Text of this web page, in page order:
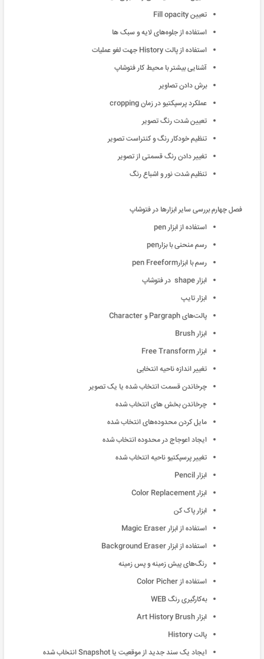
تعیین Fill opacity
استفاده از جلوه‌های لایه و سبک ها
استفاده از پالت History جهت لغو عمليات
آشنایی بیشتر با محیط کار فتوشاپ
برش دادن تصاویر
عملکرد پرسپکتیو در زمان cropping
تعیین شدت رنگ تصویر
تنظیم خودکار رنگ و کنتراست تصویر
تغییر دادن رنگ قسمتی از تصویر
تنظيم شدت نور و اشباع رنگ
فصل چهارم بررسی سایر ابزارها در فتوشاپ
استفاده از ابزار pen
رسم منحنی با بزارpen
رسم با ابزارpen Freeform
ابزار shape در فتوشاپ
ابزار تایپ
پالت‌های Pargraph و Character
ابزار Brush
ابزار Free Transform
تغییر اندازه ناحیه انتخابی
چرخاندن قسمت انتخاب شده یا یک تصویر
چرخاندن بخش های انتخاب شده
مایل کردن محدوده‌های انتخاب شده
ایجاد اعوجاج در محدوده انتخاب شده
تغییر پرسپکتیو ناحیه انتخاب شده
ابزار Pencil
ابزار Color Replacement
ابزار پاک کن
استفاده از ابزار Magic Eraser
استفاده از ابزار Background Eraser
رنگ‌های پیش زمینه و پس زمینه
استفاده از Color Picher
به‌کارگیری رنگ WEB
ابزار Art History Brush
پالت History
ایجاد یک سند جدید از موقعیت یا Snapshot انتخاب شده